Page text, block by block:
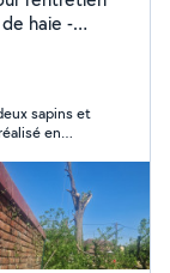
sapins et
en